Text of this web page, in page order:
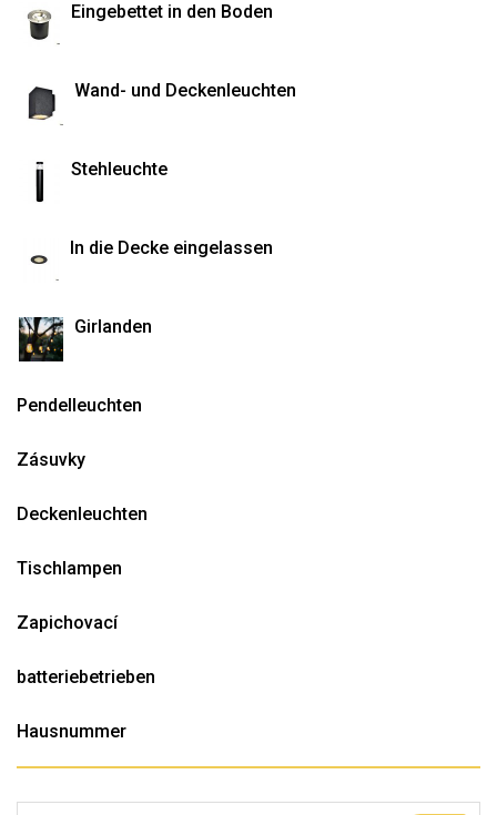
Eingebettet in den Boden
Wand- und Deckenleuchten
Stehleuchte
In die Decke eingelassen
Girlanden
Pendelleuchten
Zásuvky
Deckenleuchten
Tischlampen
Zapichovací
batteriebetrieben
Hausnummer